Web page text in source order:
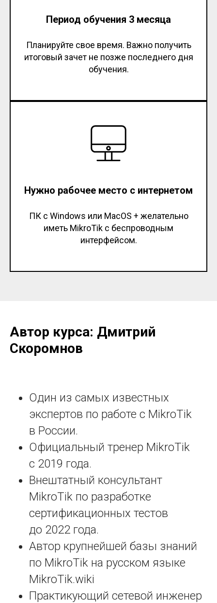
Период обучения 3 месяца
Планируйте свое время. Важно получить
итоговый зачет не позже последнего дня
обучения.
Нужно рабочее место с интернетом
ПК с Windows или MacOS + желательно
иметь MikroTik с беспроводным
интерфейсом.
Автор курса: Дмитрий
Скоромнов
Один из самых известных
экспертов по работе с MikroTik
в России.
Официальный тренер MikroTik
с 2019 года.
Внештатный консультант
MikroTik по разработке
сертификационных тестов
до 2022 года.
Автор крупнейшей базы знаний
по MikroTik на русском языке
MikroTik.wiki
Практикующий сетевой инженер